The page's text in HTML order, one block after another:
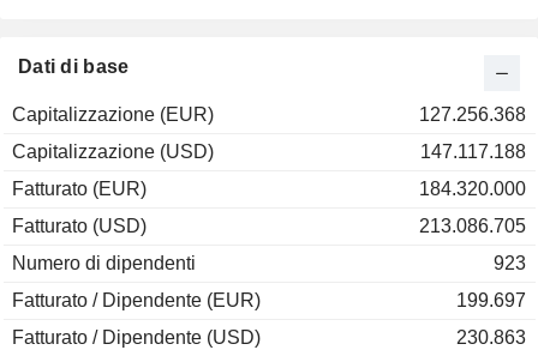
Dati di base
Capitalizzazione (EUR)
127.256.368
Capitalizzazione (USD)
147.117.188
Fatturato (EUR)
184.320.000
Fatturato (USD)
213.086.705
Numero di dipendenti
923
Fatturato / Dipendente (EUR)
199.697
Fatturato / Dipendente (USD)
230.863